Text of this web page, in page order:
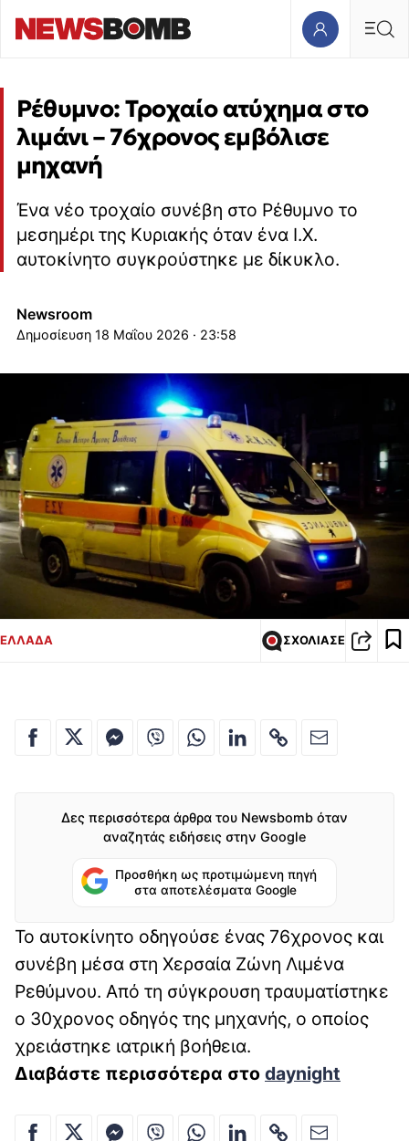
Ρέθυμνο: Τροχαίο ατύχημα στο
λιμάνι – 76χρονος εμβόλισε
μηχανή
Ένα νέο τροχαίο συνέβη στο Ρέθυμνο το
μεσημέρι της Κυριακής όταν ένα Ι.Χ.
αυτοκίνητο συγκρούστηκε με δίκυκλο.
Newsroom
18 Μαΐου 2026 · 23:58
ΕΛΛΑΔΑ ΣΧΟΛΙΑΣΕ
Δες περισσότερα άρθρα του Newsbomb όταν
αναζητάς ειδήσεις στην Google
Προσθήκη ως προτιμώμενη πηγή
στα αποτελέσματα Google
Το αυτοκίνητο οδηγούσε ένας 76χρονος και
συνέβη μέσα στη Χερσαία Ζώνη Λιμένα
Ρεθύμνου. Από τη σύγκρουση τραυματίστηκε
ο 30χρονος οδηγός της μηχανής, ο οποίος
χρειάστηκε ιατρική βοήθεια.
Διαβάστε περισσότερα στο daynight